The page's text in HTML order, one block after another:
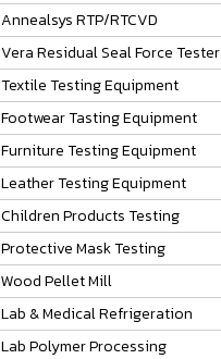
Annealsys RTP/RTCVD
Vera Residual Seal Force Tester
Textile Testing Equipment
Footwear Tasting Equipment
Furniture Testing Equipment
Leather Testing Equipment
Children Products Testing
Protective Mask Testing
Wood Pellet Mill
Lab & Medical Refrigeration
Lab Polymer Processing